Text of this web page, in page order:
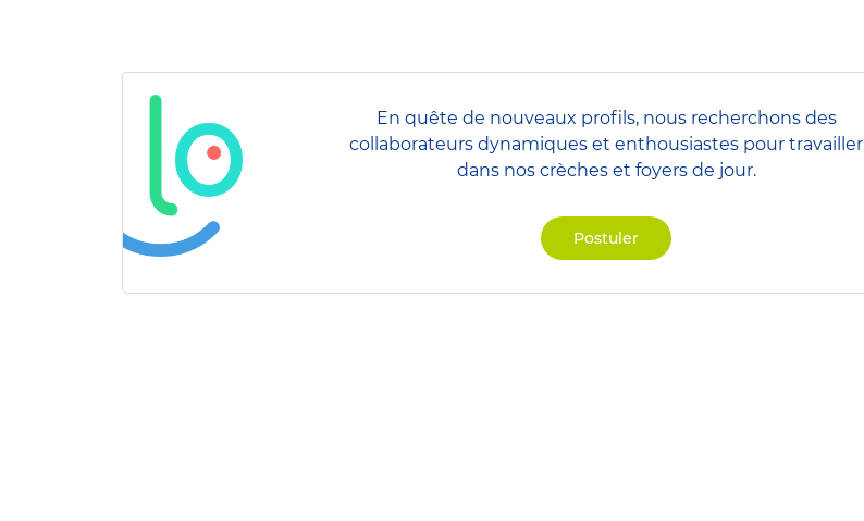
En quête de nouveaux profils, nous recherchons des
collaborateurs dynamiques et enthousiastes pour travailler
dans nos crèches et foyers de jour.
Postuler